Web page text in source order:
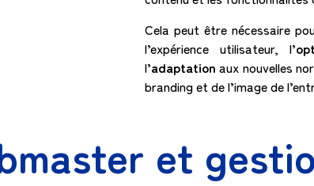
Cela peut être nécessaire
l’expérience utilisateur, l’
l’adaptation aux nouvelles
branding et de l’image de
et